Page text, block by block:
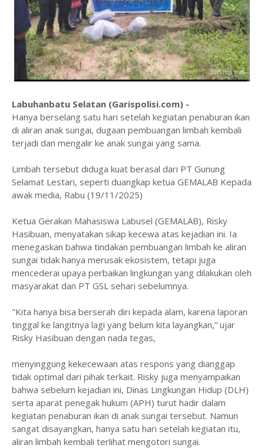
‎Labuhanbatu Selatan (Garispolisi.com) -
‎Hanya berselang satu hari setelah kegiatan penaburan ikan
di aliran anak sungai, dugaan pembuangan limbah kembali
terjadi dan mengalir ke anak sungai yang sama.
Limbah tersebut diduga kuat berasal dari PT Gunung
Selamat Lestari, seperti duangkap ketua GEMALAB Kepada
awak media, Rabu (19/11/2025)
‎Ketua Gerakan Mahasiswa Labusel (GEMALAB), Risky
Hasibuan, menyatakan sikap kecewa atas kejadian ini. Ia
menegaskan bahwa tindakan pembuangan limbah ke aliran
sungai tidak hanya merusak ekosistem, tetapi juga
mencederai upaya perbaikan lingkungan yang dilakukan oleh
masyarakat dan PT GSL sehari sebelumnya.
‎"Kita hanya bisa berserah diri kepada alam, karena laporan
tinggal ke langitnya lagi yang belum kita layangkan,” ujar
Risky Hasibuan dengan nada tegas,
‎menyinggung kekecewaan atas respons yang dianggap
tidak optimal dari pihak terkait. Risky juga menyampaikan
bahwa sebelum kejadian ini, Dinas Lingkungan Hidup (DLH)
serta aparat penegak hukum (APH) turut hadir dalam
kegiatan penaburan ikan di anak sungai tersebut. Namun
sangat disayangkan, hanya satu hari setelah kegiatan itu,
aliran limbah kembali terlihat mengotori sungai.